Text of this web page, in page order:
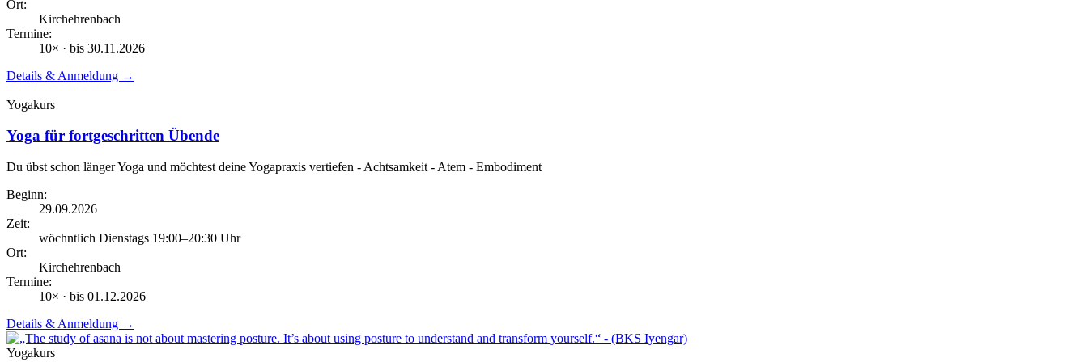
Ort:
Kirchehrenbach
Termine:
10× · bis 30.11.2026
Details & Anmeldung →
Yogakurs
Yoga für fortgeschritten Übende
Du übst schon länger Yoga und möchtest deine Yogapraxis vertiefen - Achtsamkeit - Atem - Embodiment
Beginn:
29.09.2026
Zeit:
wöchntlich Dienstags 19:00–20:30 Uhr
Ort:
Kirchehrenbach
Termine:
10× · bis 01.12.2026
Details & Anmeldung →
Yogakurs